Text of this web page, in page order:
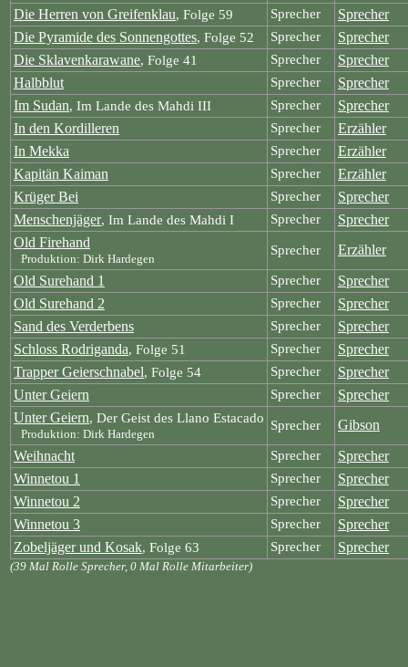
Die Herren von Greifenklau, Folge 59 Sprecher
Sprecher
Die Pyramide des Sonnengottes, Folge 52 Sprecher
Sprecher
Die Sklavenkarawane, Folge 41 Sprecher
Sprecher
Halbblut
Sprecher
Sprecher
Im Sudan, Im Lande des Mahdi III Sprecher
Sprecher
In den Kordilleren
Sprecher
Erzähler
In Mekka
Sprecher
Erzähler
Kapitän Kaiman
Sprecher
Erzähler
Krüger Bei
Sprecher
Sprecher
Menschenjäger, Im Lande des Mahdi I Sprecher
Sprecher
Old Firehand
Produktion: Dirk Hardegen
Sprecher
Erzähler
Old Surehand 1
Sprecher
Sprecher
Old Surehand 2
Sprecher
Sprecher
Sand des Verderbens
Sprecher
Sprecher
Schloss Rodriganda, Folge 51 Sprecher
Sprecher
Trapper Geierschnabel, Folge 54 Sprecher
Sprecher
Unter Geiern
Sprecher
Sprecher
Unter Geiern, Der Geist des Llano Estacado
Produktion: Dirk Hardegen
Sprecher
Gibson
Weihnacht
Sprecher
Sprecher
Winnetou 1
Sprecher
Sprecher
Winnetou 2
Sprecher
Sprecher
Winnetou 3
Sprecher
Sprecher
Zobeljäger und Kosak, Folge 63 Sprecher Sprecher
(39 Mal Rolle Sprecher, 0 Mal Rolle Mitarbeiter)